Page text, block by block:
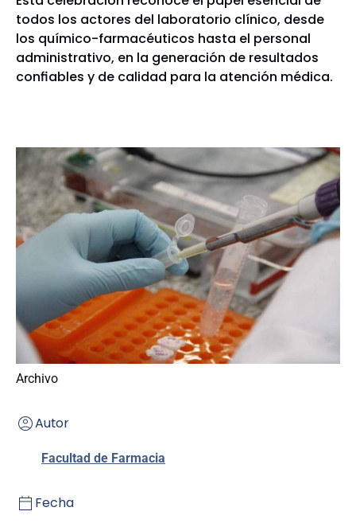
todos los actores del laboratorio clínico, desde
los químico-farmacéuticos hasta el personal
administrativo, en la generación de resultados
confiables y de calidad para la atención médica.
Archivo
Autor
Facultad de Farmacia
Fecha